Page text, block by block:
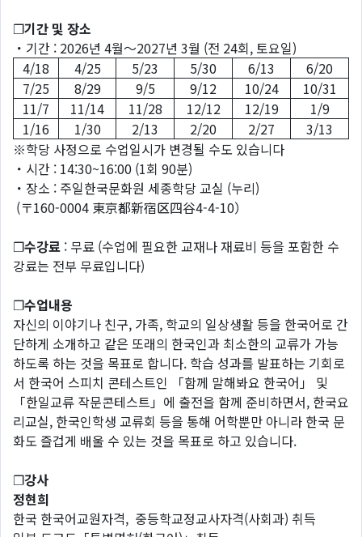
❐기간 및 장소
・기간 : 2026년 4월～2027년 3월 (전 24회, 토요일)
4/18
4/25 5/23 5/30 6/13
6/20
7/25
8/29 9/5 9/12 10/24
10/31
11/7
11/14 11/28 12/12 12/19
1/9
1/16
1/30 2/13 2/20 2/27
3/13
※학당 사정으로 수업일시가 변경될 수도 있습니다
・시간 : 14:30~16:00 (1회 90분)
・장소 : 주일한국문화원 세종학당 교실 (누리)
(〒160-0004 東京都新宿区四谷4-4-10）
❐수강료 : 무료 (수업에 필요한 교재나 재료비 등을 포함한 수
강료는 전부 무료입니다)
❐수업내용
자신의 이야기나 친구, 가족, 학교의 일상생활 등을 한국어로 간
단하게 소개하고 같은 또래의 한국인과 최소한의 교류가 가능
하도록 하는 것을 목표로 합니다. 학습 성과를 발표하는 기회로
서 한국어 스피치 콘테스트인 「함께 말해봐요 한국어」 및
「한일교류 작문콘테스트」에 출전을 함께 준비하면서, 한국요
리교실, 한국인학생 교류회 등을 통해 어학뿐만 아니라 한국 문
화도 즐겁게 배울 수 있는 것을 목표로 하고 있습니다.
❐강사
정현희
한국 한국어교원자격, 중등학교정교사자격(사회과) 취득